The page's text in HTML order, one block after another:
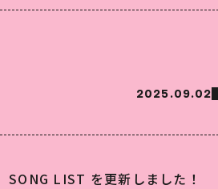
2025.09.02
LIST を更新しました！